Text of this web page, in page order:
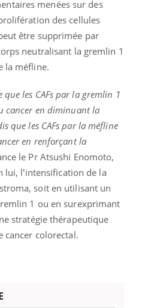
menées sur des
des cellules
être supprimée par
neutralisant la gremlin 1
la méfline.
les CAFs par la gremlin 1
cancer en diminuant la
que les CAFs par la méfline
en renforçant la
le Pr Atsushi Enomoto,
lui, l'intensification de la
soit en utilisant un
1 ou en surexprimant
stratégie thérapeutique
cancer colorectal.